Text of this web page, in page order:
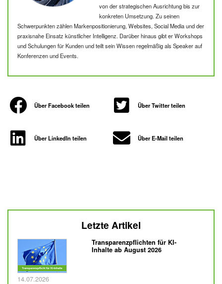
von der strategischen Ausrichtung bis zur
konkreten Umsetzung. Zu seinen
Schwerpunkten zählen Markenpositionierung, Websites, Social Media und der
praxisnahe Einsatz künstlicher Intelligenz. Darüber hinaus gibt er Workshops
und Schulungen für Kunden und teilt sein Wissen regelmäßig als Speaker auf
Konferenzen und Events.
Über Facebook teilen Über Twitter teilen
Über LinkedIn teilen Über E-Mail teilen
Letzte Artikel
Transparenzpflichten für KI-
Inhalte ab August 2026
Veröffentlicht am
14.07.2026